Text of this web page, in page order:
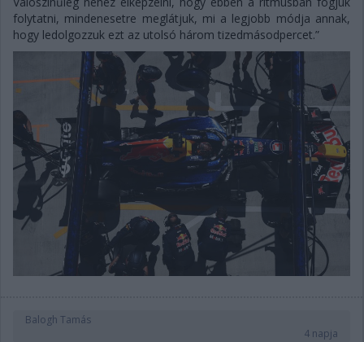
folytatni, mindenesetre meglátjuk, mi a legjobb módja annak,
hogy ledolgozzuk ezt az utolsó három tizedmásodpercet.”
Balogh Tamás
4 napja